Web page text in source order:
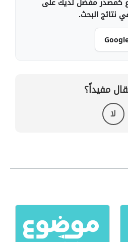
نتائج البحث.
مفيداً؟
لا